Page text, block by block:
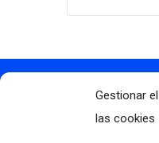
Gestionar
las cookies